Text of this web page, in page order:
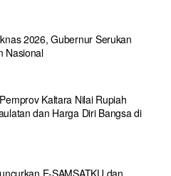
2026, Gubernur Serukan
Nasional
Kaltara Nilai Rupiah
dan Harga Diri Bangsa di
E-SAMSATKU dan